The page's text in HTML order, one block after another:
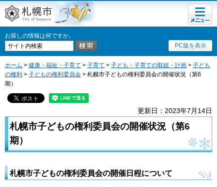
札幌市
お探しの情報は何ですか。
PC版を表示
メニュ
ー
ホーム > 健康・福祉・子育て > 子育て > 子ども・子育ての取組・計画 > 子ども
の権利 > 子どもの権利委員会 > 札幌市子どもの権利委員会の開催状況（第6
期）
更新日：2023年7月14日
札幌市子どもの権利委員会の開催状況（第6
期）
札幌市子どもの権利委員会の開催日程について